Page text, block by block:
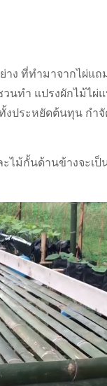
ง ที่ทำมาจากไผ่แ
นทำ แปรงผักไม้ไผ่
ประหยัดต้นทุน กำ
ม้กั้นด้านข้างจะเ